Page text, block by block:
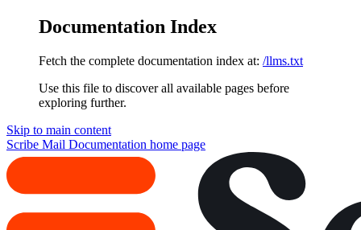
Documentation Index
Fetch the complete documentation index at: /llms.txt
Use this file to discover all available pages before
exploring further.
Skip to main content
Scribe Mail Documentation home page